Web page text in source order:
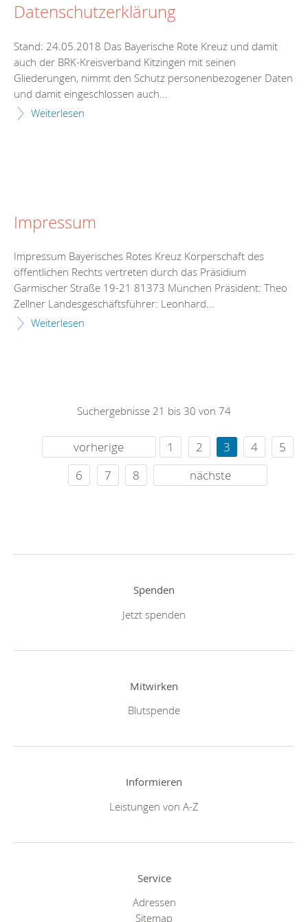
Datenschutzerklärung
Stand: 24.05.2018 Das Bayerische Rote Kreuz und damit
auch der BRK-Kreisverband Kitzingen mit seinen
Gliederungen, nimmt den Schutz personenbezogener Daten
und damit eingeschlossen auch...
Weiterlesen
Impressum
Impressum Bayerisches Rotes Kreuz Körperschaft des
öffentlichen Rechts vertreten durch das Präsidium
Garmischer Straße 19-21 81373 München Präsident: Theo
Zellner Landesgeschäftsführer: Leonhard...
Weiterlesen
Suchergebnisse 21 bis 30 von 74
vorherige 1 2 3 4
5
6
7 8 nächste
Spenden
Jetzt spenden
Mitwirken
Blutspende
Informieren
Leistungen von A-Z
Service
Adressen
Sitemap